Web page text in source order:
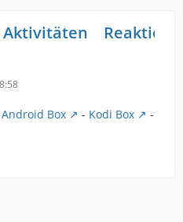
Aktivitäten
Android Box - Kodi Box
-